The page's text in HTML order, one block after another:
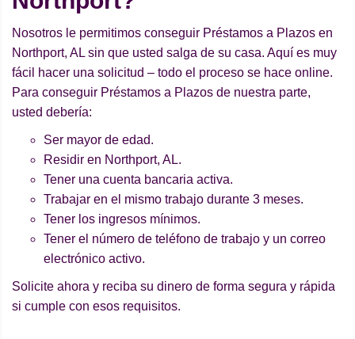
Nosotros le permitimos conseguir Préstamos a Plazos en
Northport, AL sin que usted salga de su casa. Aquí es muy
fácil hacer una solicitud – todo el proceso se hace online.
Para conseguir Préstamos a Plazos de nuestra parte,
usted debería:
Ser mayor de edad.
Residir en Northport, AL.
Tener una cuenta bancaria activa.
Trabajar en el mismo trabajo durante 3 meses.
Tener los ingresos mínimos.
Tener el número de teléfono de trabajo y un correo
electrónico activo.
Solicite ahora y reciba su dinero de forma segura y rápida
si cumple con esos requisitos.